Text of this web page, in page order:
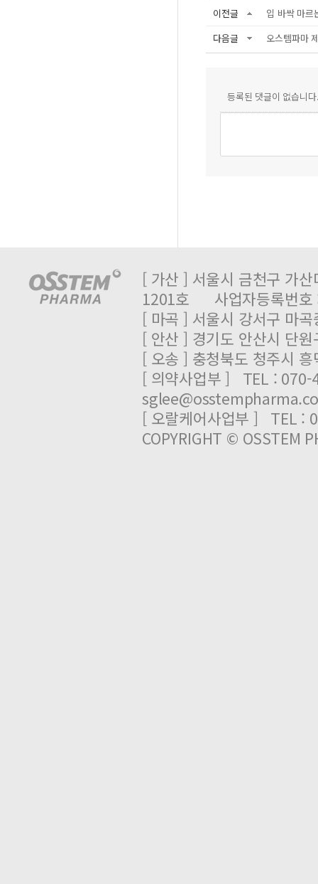
이전글
입 바싹 마
다음글
오스템파마
등록된 댓글이 없습니
[ 가산 ] 서울시 금천구 가
1201호 사업자등록번
[ 마곡 ] 서울시 강서구 마
[ 안산 ] 경기도 안산시 단
[ 오송 ] 충청북도 청주시
[ 의약사업부 ] TEL :
[ 오랄케어사업부 ] TEL
COPYRIGHT © OSSTEM